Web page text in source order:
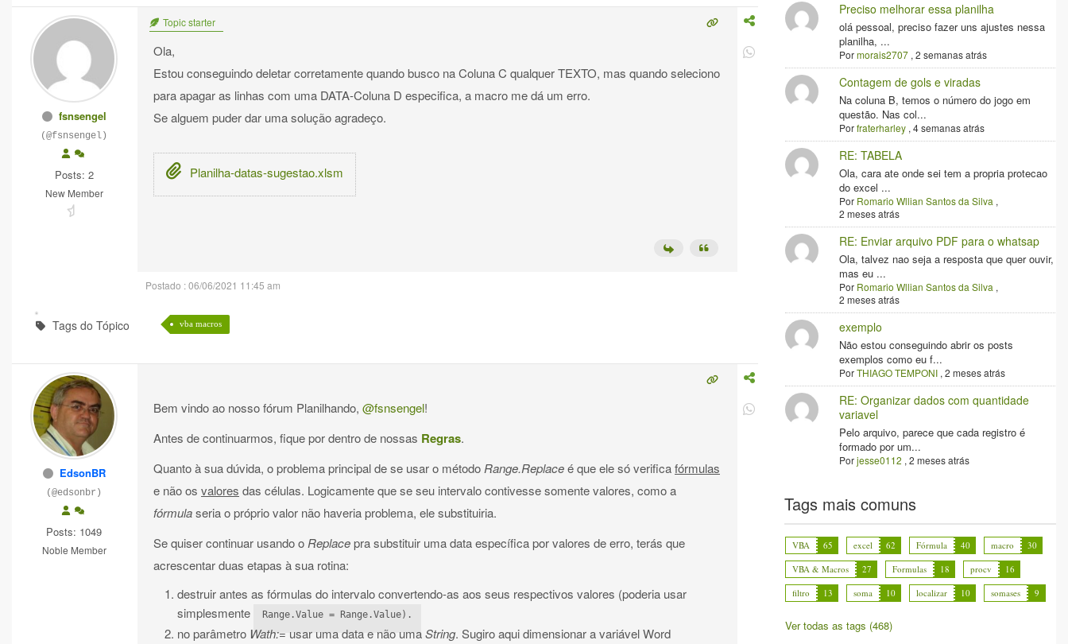
fsnsengel
(@fsnsengel)
Posts: 2
New Member
Topic starter
Ola,
Estou conseguindo deletar corretamente quando busco na Coluna C qualquer TEXTO, mas quando seleciono
para apagar as linhas com uma DATA-Coluna D especifica, a macro me dá um erro.
Se alguem puder dar uma solução agradeço.
Planilha-datas-sugestao.xlsm
Postado : 06/06/2021 11:45 am
Tags do Tópico vba macros
EdsonBR
(@edsonbr)
Posts: 1049
Noble Member
Bem vindo ao nosso fórum Planilhando, @fsnsengel!
Antes de continuarmos, fique por dentro de nossas Regras.
Quanto à sua dúvida, o problema principal de se usar o método Range.Replaceé que ele só verificafórmulas
e não os valores das células. Logicamente que se seu intervalo contivesse somente valores, como a
fórmulaseria o próprio valor não haveria problema, ele substituiria.
Se quiser continuar usando o Replacepra substituir uma data específica por valores de erro, terás que
acrescentar duas etapas à sua rotina:
destruir antes as fórmulas do intervalo convertendo-as aos seus respectivos valores (poderia usar
simplesmente
Range.Value = Range.Value).
no parâmetro Wath:= usar uma data e não umaString. Sugiro aqui dimensionar a variável Word
Preciso melhorar essa planilha
olá pessoal, preciso fazer uns ajustes nessa
planilha, ...
Pormorais2707 ,2 semanas atrás
Contagem de gols e viradas
Na coluna B, temos o número do jogo em
questão. Nas col...
Porfraterharley ,4 semanas atrás
RE: TABELA
Ola, cara ate onde sei tem a propria protecao
do excel ...
Por Romario Wllian Santos da Silva ,
2 meses atrás
RE: Enviar arquivo PDF para o whatsap
Ola, talvez nao seja a resposta que quer ouvir,
mas eu ...
Por Romario Wllian Santos da Silva ,
2 meses atrás
exemplo
Não estou conseguindo abrir os posts
exemplos como eu f...
PorTHIAGO TEMPONI ,2 meses atrás
RE: Organizar dados com quantidade
variavel
Pelo arquivo, parece que cada registro é
formado por um...
Porjesse0112 ,2 meses atrás
Tags mais comuns
VBA 65 excel 62 Fórmula 40 macro
30
VBA & Macros
27 Formulas 18 procv
16
filtro
13 soma 10 localizar 10 somases 9
Ver todas as tags (468)